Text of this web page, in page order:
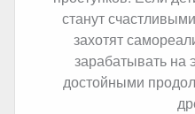
станут
захотят
зарабатывать на
достойными